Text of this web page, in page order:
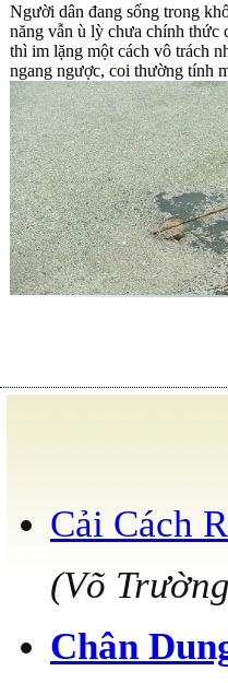
Người dân đang sống trong
năng vẫn ù lỳ chưa chính thức
thì im lặng một cách vô trách
ngang ngược, coi thường tính
Cải Cách
(Võ
Chân